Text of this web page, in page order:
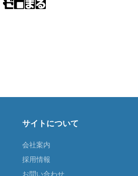
サイトについて
会社案内
採用情報
お問い合わせ